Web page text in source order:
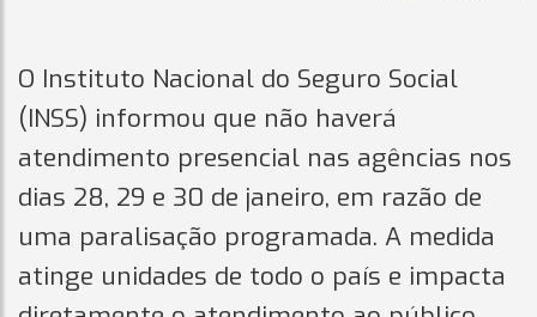
O Instituto Nacional do Seguro Social
(INSS) informou que não haverá
atendimento presencial nas agências nos
dias 28, 29 e 30 de janeiro, em razão de
uma paralisação programada. A medida
atinge unidades de todo o país e impacta